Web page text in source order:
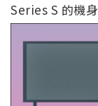
Series S 的機